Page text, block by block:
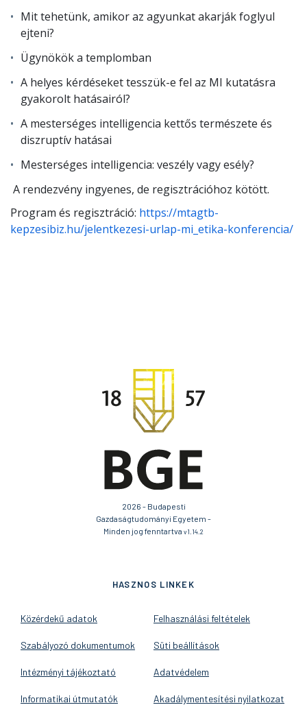
Mit tehetünk, amikor az agyunkat akarják foglyul
ejteni?
Ügynökök a templomban
A helyes kérdéseket tesszük-e fel az MI kutatásra
gyakorolt hatásairól?
A mesterséges intelligencia kettős természete és
diszruptív hatásai
Mesterséges intelligencia: veszély vagy esély?
A rendezvény ingyenes, de regisztrációhoz kötött.
Program és regisztráció: https://mtagtb-
kepzesibiz.hu/jelentkezesi-urlap-mi_etika-konferencia/
2026 - Budapesti
Gazdaságtudományi Egyetem -
Minden jog fenntartva v1.14.2
HASZNOS LINKEK
Közérdekű adatok
Szabályozó dokumentumok
Intézményi tájékoztató
Informatikai útmutatók
Felhasználási feltételek
Süti beállítások
Adatvédelem
Akadálymentesítési nyilatkozat